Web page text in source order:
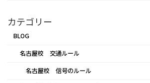
カテゴリー
BLOG
名古屋校 交通ルール
名古屋校 信号のルール